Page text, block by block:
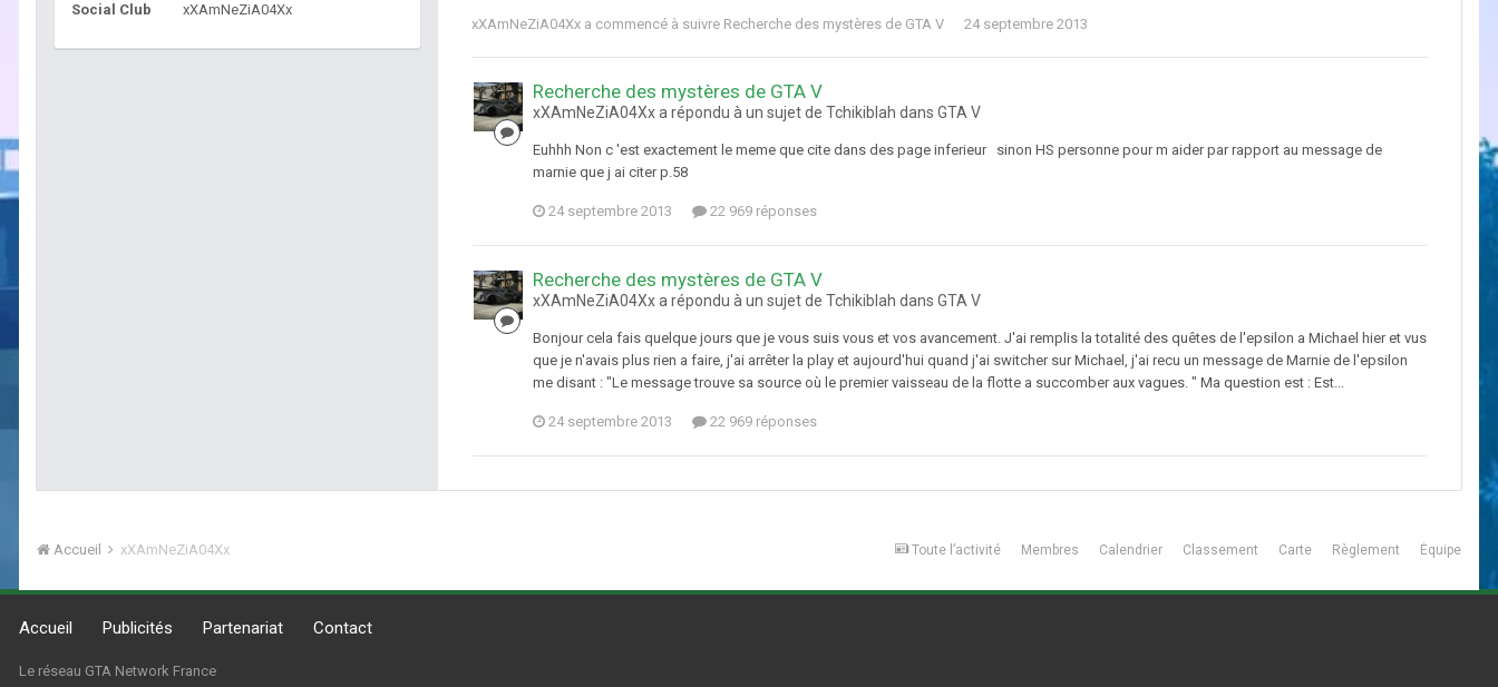
Social Club xXAmNeZiA04Xx
xXAmNeZiA04Xx a commencé à suivre Recherche des mystères de GTA V 24 septembre 2013
Recherche des mystères de GTA V
xXAmNeZiA04Xx a répondu à un sujet de Tchikiblah dans GTA V
Euhhh Non c 'est exactement le meme que cite dans des page inferieur sinon HS personne pour m aider par rapport au message de
marnie que j ai citer p.58
24 septembre 2013 22 969 réponses
Recherche des mystères de GTA V
xXAmNeZiA04Xx a répondu à un sujet de Tchikiblah dans GTA V
Bonjour cela fais quelque jours que je vous suis vous et vos avancement. J'ai remplis la totalité des quêtes de l'epsilon a Michael hier et vus
que je n'avais plus rien a faire, j'ai arrêter la play et aujourd'hui quand j'ai switcher sur Michael, j'ai recu un message de Marnie de l'epsilon
me disant : "Le message trouve sa source où le premier vaisseau de la flotte a succomber aux vagues. " Ma question est : Est...
24 septembre 2013 22 969 réponses
Toute l’activité Membres Calendrier Classement Carte Règlement Équipe
Accueil xXAmNeZiA04Xx
Accueil Publicités Partenariat Contact
Le réseau GTA Network France